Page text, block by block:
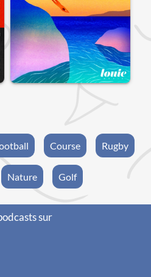
Course Rugby
Nature Golf
sur